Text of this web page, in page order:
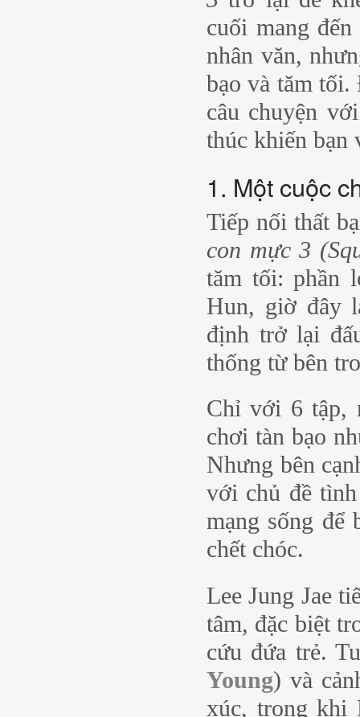
cuối mang
nhân văn,
bạo và tăm
câu chuyện
thúc khiến bạn
1. Một cuộc
Tiếp nối thất
con mực 3
tăm tối: phần
Hun, giờ đây
định trở lại
thống từ bên
Chỉ với 6 tập,
chơi tàn bạo
Nhưng bên
với chủ đề
mạng sống để
chết chóc.
Lee Jung Jae
tâm, đặc biệt
cứu đứa trẻ.
Young) và
xúc, trong khi